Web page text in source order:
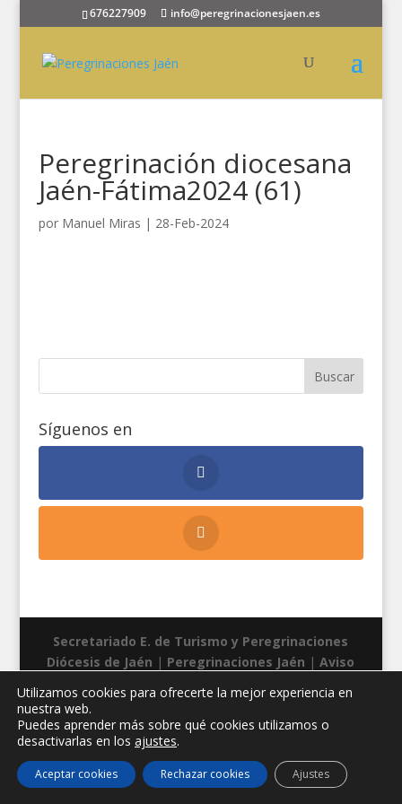
676227909 info@peregrinacionesjaen.es
Peregrinación diocesana
Jaén-Fátima2024 (61)
por Manuel Miras | 28-Feb-2024
Síguenos en
Secretariado E. de Turismo y Peregrinaciones
Diócesis de Jaén | Peregrinaciones Jaén |Aviso
Utilizamos cookies para ofrecerte la mejor experiencia en
nuestra web.
Puedes aprender más sobre qué cookies utilizamos o
desactivarlas en los ajustes.
Aceptar cookies Rechazar cookies Ajustes